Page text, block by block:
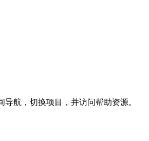
导航，切换项目，并访问帮助资源。